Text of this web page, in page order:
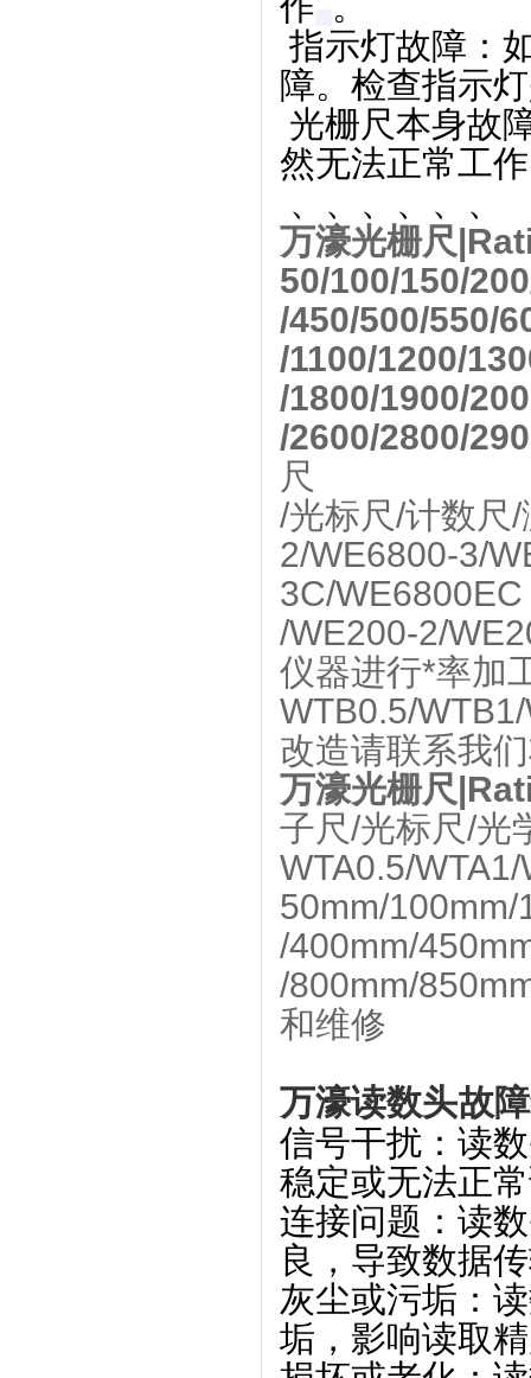
指示灯故障 ：
障。检查指示
光栅尺本身故
然无法正常工
、、、、、、
万濠光栅尺
50/100/150/
/450/500/550/
/1100/1200/
/1800/1900/
/2600/2800/
尺
/光标尺/计数尺
2/WE6800-3/
3C/WE6800EC
/WE200-2/
仪器进行*率加
WTB0.5/
改造请联系我
万濠光栅尺
子尺/光标尺/光
WTA0.5/WTA1/
50mm/
/400mm/
/800mm/
和维修
万濠读数头故
信号干扰 ：读
稳定或无法正
连接问题 ：读
良，导致数据
灰尘或污垢 ：
垢，影响读取